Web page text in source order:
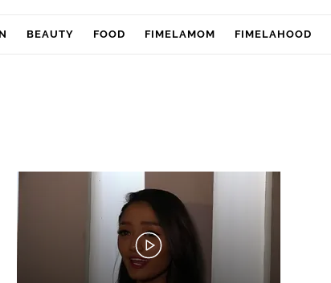
BEAUTY FOOD FIMELAMOM FIMELAHOOD